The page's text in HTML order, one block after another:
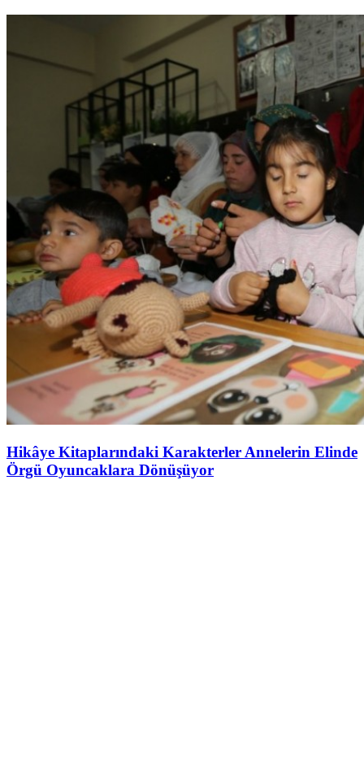
Hikâye Kitaplarındaki Karakterler Annelerin Elinde
Örgü Oyuncaklara Dönüşüyor